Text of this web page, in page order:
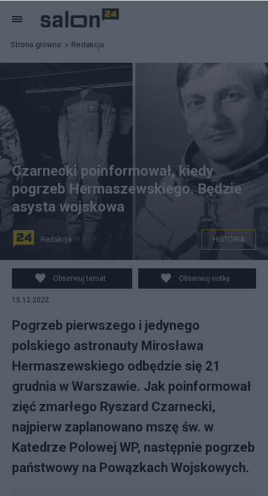
Strona główna Redakcja
Mirosław Hermaszewski. Po lewej jego kombinezon
kosmiczny. Fot. Samotny Wędrowiec/CC BY-SA 4.0 /
Canva
Czarnecki poinformował, kiedy
pogrzeb Hermaszewskiego. Będzie
asysta wojskowa
Redakcja HISTORIA
Obserwuj temat Obserwuj notkę
15.12.2022
Pogrzeb pierwszego i jedynego
polskiego astronauty Mirosława
Hermaszewskiego odbędzie się 21
grudnia w Warszawie. Jak poinformował
zięć zmarłego Ryszard Czarnecki,
najpierw zaplanowano mszę św. w
Katedrze Polowej WP, następnie pogrzeb
państwowy na Powązkach Wojskowych.